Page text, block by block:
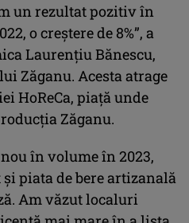
un rezultat pozitiv în
o creștere de 8%”, a
Laurențiu Bănescu,
Zăganu. Acesta atrage
HoReCa, piață unde
Zăganu.
în volume în 2023,
și piata de bere artizanală
Am văzut localuri